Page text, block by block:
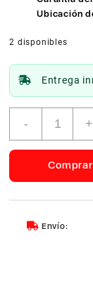
Ubicación
2 disponibles
Entrega
-
Messenger
Apple
+
Envío: